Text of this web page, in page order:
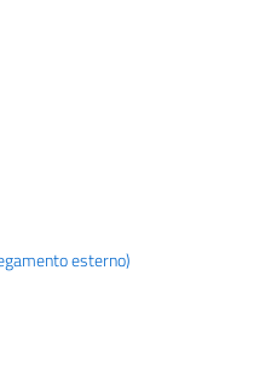
esterno)